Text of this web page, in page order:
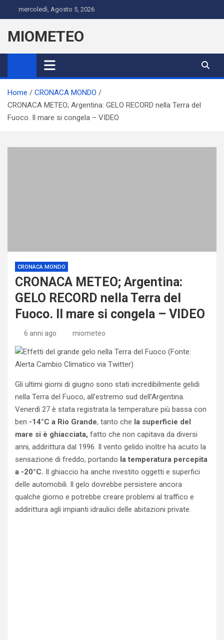
to
content
mercoledì, Agosto 5, 2026
MIOMETEO
Home
CRONACA MONDO
CRONACA METEO; Argentina: GELO RECORD nella Terra del
Fuoco. Il mare si congela – VIDEO
CRONACA MONDO
CRONACA METEO; Argentina:
GELO RECORD nella Terra del
Fuoco. Il mare si congela – VIDEO
6 anni ago miometeo
Gli ultimi giorni di giugno sono stati incredibilmente gelidi
nella Terra del Fuoco, all’estremo sud dell’Argentina.
Venerdì 27 è stata registrata la temperature più bassa con
ben -14°C a Rio Grande, tanto che la superficie del
mare si è ghiacciata, fatto che non capitava da diversi
anni, addirittura dal 1996. Il vento gelido inoltre ha acuito la
sensazione di freddo, portando la temperatura percepita
a -20°C. Il ghiaccio ha anche rivestito oggetti e superfici
delle automobili. Il gelo dovrebbe persistere ancora
qualche giorno e potrebbe creare problemi al traffico e
addirittura agli impianti idraulici delle abitazioni private.